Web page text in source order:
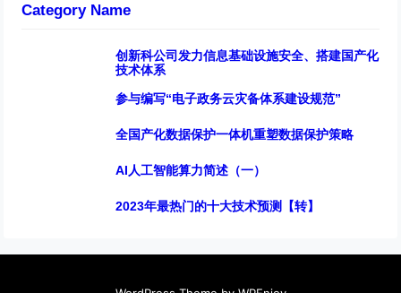
Category Name
创新科公司发力信息基础设施安全、搭建国产化
技术体系
参与编写“电子政务云灾备体系建设规范”
全国产化数据保护一体机重塑数据保护策略
AI人工智能算力简述（一）
2023年最热门的十大技术预测【转】